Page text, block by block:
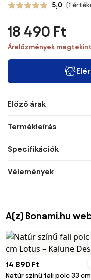
5,0 (1
18 490 Ft
Árelőzmények
Előző árak
Termékleírás
Specifikációk
Vélemények
A(z) Bonami.hu
14 890 Ft
Natúr színű fali polc 33 cm